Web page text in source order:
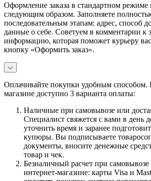
Оформление заказа в стандартном режиме
следующим образом. Заполняете
последовательным этапам: адрес, способ
данные о себе. Советуем в комментарии к
информацию, которая поможет курьеру
кнопку «Оформить заказ».
Оплачивайте покупки удобным способом.
магазине доступно 3 варианта оплаты:
Наличные при самовывозе или
Специалист свяжется с вами в день
уточнить время и заранее
купюры. Вы подписываете
документы, вносите денежные
товар и чек.
Безналичный расчет при
интернет-магазине: карты Visa и